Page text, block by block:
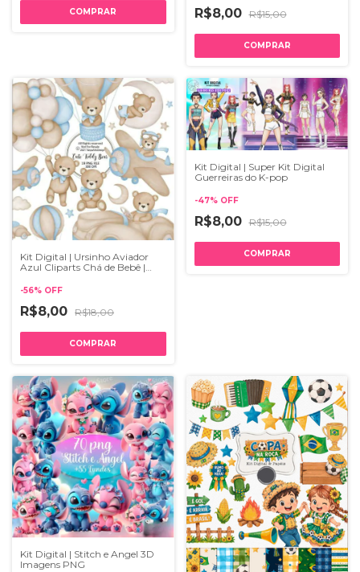
R$8,00 R$15,00
Kit Digital | Ursinho Aviador
Azul Cliparts Chá de Bebê |
-56% OFF
R$8,00 R$18,00
Kit Digital | Super Kit Digital
Guerreiras do K-pop
-47% OFF
R$8,00 R$15,00
Kit Digital | Stitch e Angel 3D
Imagens PNG